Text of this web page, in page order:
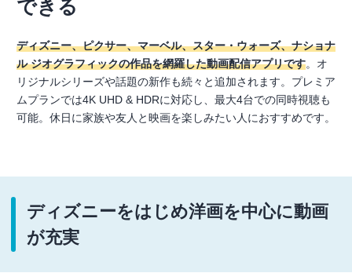
できる
ディズニー、ピクサー、マーベル、スター・ウォーズ、ナショナ
ル ジオグラフィックの作品を網羅した動画配信アプリです。オ
リジナルシリーズや話題の新作も続々と追加されます。プレミア
ムプランでは4K UHD & HDRに対応し、最大4台での同時視聴も
可能。休日に家族や友人と映画を楽しみたい人におすすめです。
ディズニーをはじめ洋画を中心に動画
が充実